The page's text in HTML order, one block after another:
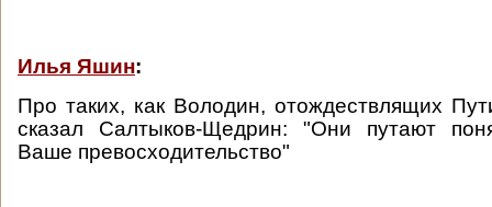
Илья Яшин:
Про таких, как Володин, отождествлящих
сказал Салтыков-Щедрин: "Они путают
Ваше превосходительство"